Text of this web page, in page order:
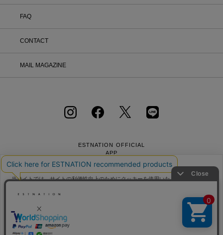
FAQ
CONTACT
MAIL MAGAZINE
ESTNATION OFFICIAL
APP
会社概要
個人情報保護方針 特定商取引法に基づく通販の表記
当サイトでは、サイトの利便性向上のためにクッキーを使用いたします。ボタン
ーの使用に同意したことになります。クッキーを通じて収集する情報には「お客
クッキーポリシ
ー
をご確認ください。